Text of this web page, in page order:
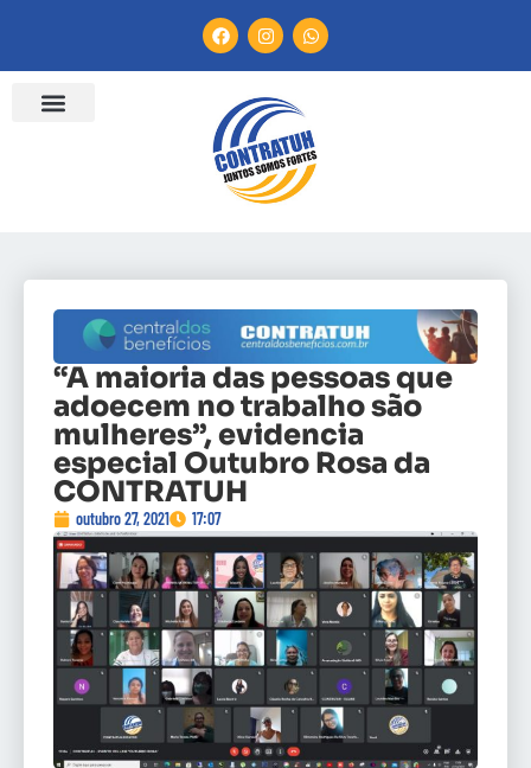
“A maioria das pessoas que
adoecem no trabalho são
mulheres”, evidencia
especial Outubro Rosa da
CONTRATUH
outubro 27, 2021 17:07